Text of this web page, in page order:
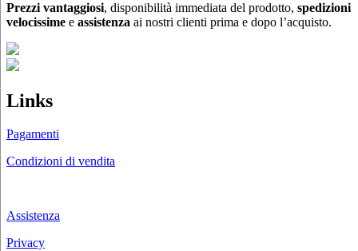
Prezzi vantaggiosi, disponibilità immediata del prodotto, spedizioni
velocissime e assistenza ai nostri clienti prima e dopo l’acquisto.
Links
Pagamenti
Condizioni di vendita
Assistenza
Privacy